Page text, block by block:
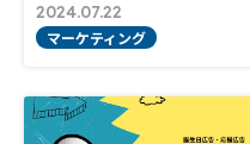
2024.07.22
マーケティング